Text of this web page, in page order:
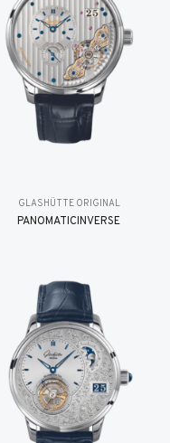
GLASHÜTTE ORIGINAL
PANOMATICINVERSE